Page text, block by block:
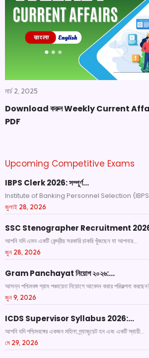
মার্চ 2, 2025
Download করুন Weekly Current
PDF
Upcoming Competitive Exams
IBPS Clerk 2026: সম্পূর্ণ…
Institute of Banking Personnel Selection (IBPS)
জুলাই 28, 2026
SSC Stenographer Recruitment
আপনি যদি এমন একটি কেন্দ্রীয় সরকারি চাকরি খুঁজছেন যা আপনার...
জুন 28, 2026
Gram Panchayat নিয়োগ ২০২৬:…
আসন্ন পশ্চিমবঙ্গ গ্রাম পঞ্চায়েত নিয়োগে আবেদন করার পরিকল্পনা
জুন 9, 2026
ICDS Supervisor Syllabus 2026:…
আপনি যদি পশ্চিমবঙ্গের একজন মহিলা গ্র্যাজুয়েট হন এবং একটি স্থায়ী...
মে 29, 2026